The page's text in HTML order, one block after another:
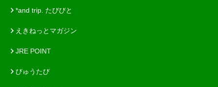
*and trip. たびびと
えきねっとマガジン
JRE POINT
びゅうたび